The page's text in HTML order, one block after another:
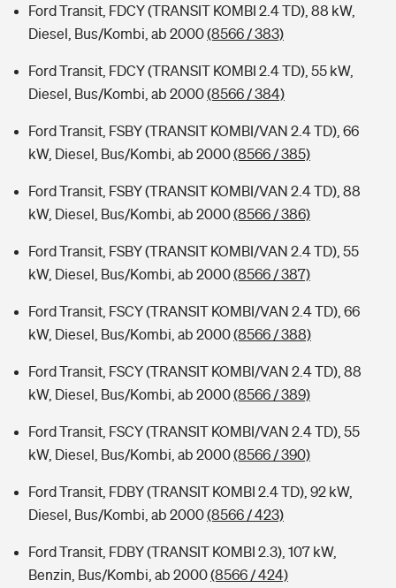
Ford Transit, FDCY (TRANSIT KOMBI 2.4 TD), 88 kW,
Diesel, Bus/Kombi, ab 2000(8566 / 383)
Ford Transit, FDCY (TRANSIT KOMBI 2.4 TD), 55 kW,
Diesel, Bus/Kombi, ab 2000(8566 / 384)
Ford Transit, FSBY (TRANSIT KOMBI/VAN 2.4 TD), 66
kW, Diesel, Bus/Kombi, ab 2000(8566 / 385)
Ford Transit, FSBY (TRANSIT KOMBI/VAN 2.4 TD), 88
kW, Diesel, Bus/Kombi, ab 2000(8566 / 386)
Ford Transit, FSBY (TRANSIT KOMBI/VAN 2.4 TD), 55
kW, Diesel, Bus/Kombi, ab 2000(8566 / 387)
Ford Transit, FSCY (TRANSIT KOMBI/VAN 2.4 TD), 66
kW, Diesel, Bus/Kombi, ab 2000(8566 / 388)
Ford Transit, FSCY (TRANSIT KOMBI/VAN 2.4 TD), 88
kW, Diesel, Bus/Kombi, ab 2000(8566 / 389)
Ford Transit, FSCY (TRANSIT KOMBI/VAN 2.4 TD), 55
kW, Diesel, Bus/Kombi, ab 2000(8566 / 390)
Ford Transit, FDBY (TRANSIT KOMBI 2.4 TD), 92 kW,
Diesel, Bus/Kombi, ab 2000(8566 / 423)
Ford Transit, FDBY (TRANSIT KOMBI 2.3), 107 kW,
Benzin, Bus/Kombi, ab 2000(8566 / 424)